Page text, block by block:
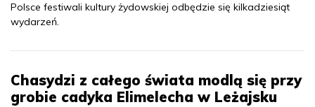
Polsce festiwali kultury żydowskiej odbędzie się kilkadziesiąt
wydarzeń.
Chasydzi z całego świata modlą się przy
grobie cadyka Elimelecha w Leżajsku